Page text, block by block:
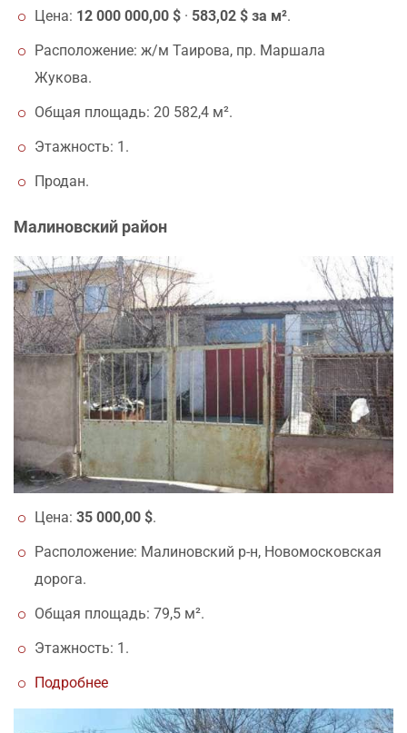
Цена: 12 000 000,00 $ · 583,02 $ за м².
Расположение: ж/м Таирова, пр. Маршала
Жукова.
Общая площадь: 20 582,4 м².
Этажность: 1.
Продан.
Малиновский район
Цена: 35 000,00 $.
Расположение: Малиновский р-н, Новомосковская
дорога.
Общая площадь: 79,5 м².
Этажность: 1.
Подробнее